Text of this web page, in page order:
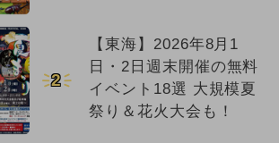
2
【東海】2026年8月1
日・2日週末開催の無料
イベント18選 大規模夏
祭り＆花火大会も！